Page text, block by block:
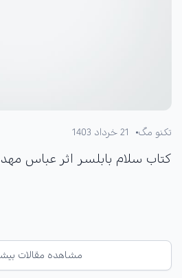
تکنو مگ 21 خرداد 1403
کتاب سلام بابلسر اثر عباس
مشاهده مقالات